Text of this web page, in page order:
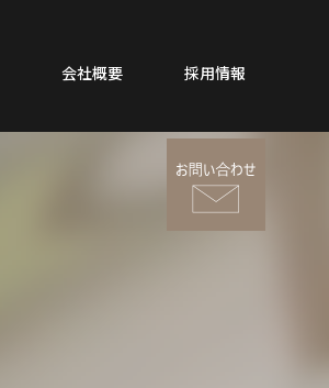
会社概要 採用情報